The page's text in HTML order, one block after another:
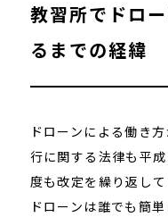
教習所でドロ
るまでの経緯
ドローンによる働き
行に関する法律も平
度も改定を繰り返して
ドローンは誰でも簡